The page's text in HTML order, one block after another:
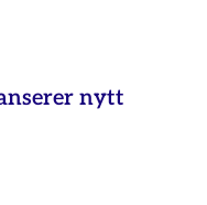
nytt